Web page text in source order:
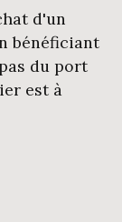
d'un
bénéficiant
du port
est à